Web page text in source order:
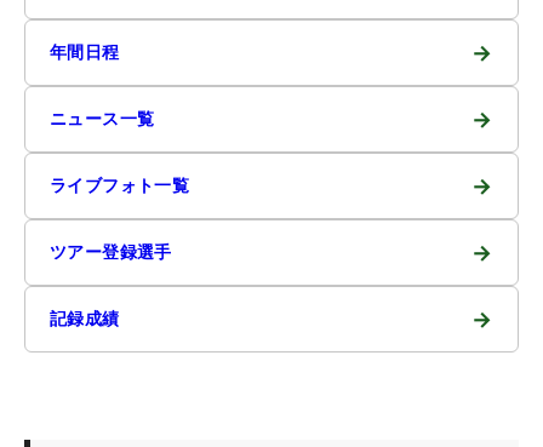
年間日程 →
ニュース一覧 →
ライブフォト一覧 →
ツアー登録選手 →
記録成績 →